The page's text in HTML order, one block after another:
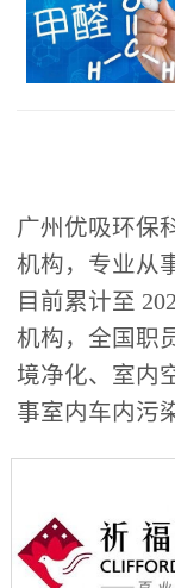
广州优吸环保
机构，专业从
目前累计至
机构，全国职
境净化、室内
事室内车内污